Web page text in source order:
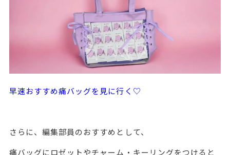
早速おすすめ痛バッグを見に行く♡
さらに、編集部員のおすすめとして、
痛バッグにロゼットやチャーム・キーリングをつけると